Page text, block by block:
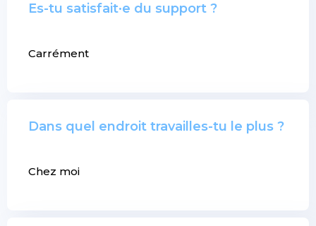
Es-tu satisfait·e du support ?
Carrément
Dans quel endroit travailles-tu le plus ?
Chez moi